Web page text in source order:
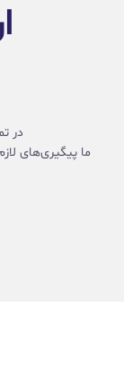
در
ما پیگیری‌های